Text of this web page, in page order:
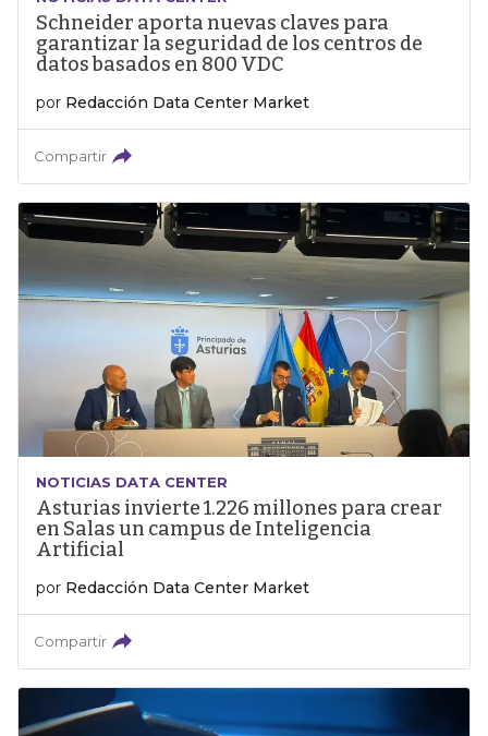
Schneider aporta nuevas claves para
garantizar la seguridad de los centros de
datos basados en 800 VDC
por Redacción Data Center Market
Compartir
NOTICIAS DATA CENTER
Asturias invierte 1.226 millones para crear
en Salas un campus de Inteligencia
Artificial
por Redacción Data Center Market
Compartir